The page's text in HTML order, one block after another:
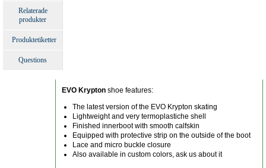
Relaterade
produkter
Produktetiketter
Questions
EVO Kryptonshoe features:
The latest version of the EVO Krypton skating
Lightweight and very termoplastiche shell
Finished innerboot with smooth calfskin
Equipped with protective strip on the outside of the boot
Lace and micro buckle closure
Also available in custom colors, ask us about it